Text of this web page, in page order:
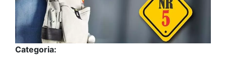
Categoria: